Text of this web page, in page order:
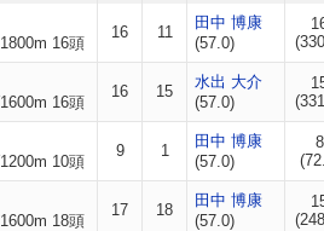
16頭
16 11
田中 博康
(57.0)
16頭
16 15
水出 大介
(57.0)
10頭
9 1
田中 博康
(57.0)
8
18頭
17 18
田中 博康
(57.0)